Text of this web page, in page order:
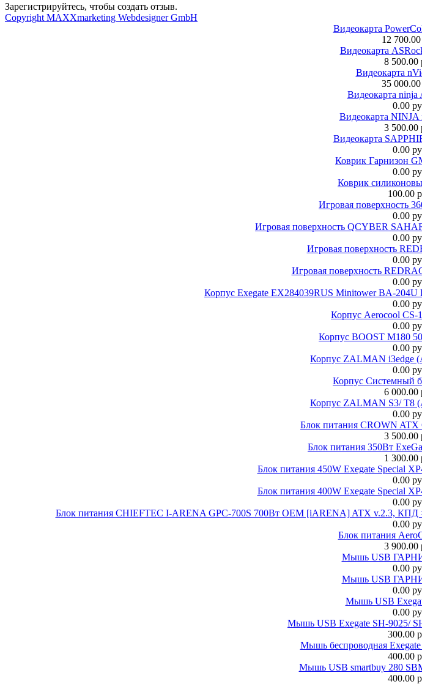
Зарегистрируйтесь, чтобы создать отзыв.
Copyright MAXXmarketing Webdesigner GmbH
Видеокарта
12
Видеокарта
8 500.00
Видеокарта
35
Видеокарта ninja
0.00
Видеокарта NINJA
3 500.00
Видеокарта
0.00
Коврик Гарнизон
0.00
Коврик
100.00
Игровая поверхность
0.00
Игровая поверхность QCYBER
0.00
Игровая поверхность
0.00
Игровая поверхность
0.00
Корпус Exegate EX284039RUS Minitower BA-
0.00
Корпус Aerocool CS-
0.00
Корпус BOOST M180
0.00
Корпус ZALMAN i3edge
0.00
Корпус Системный
6 000.00
Корпус ZALMAN S3/ T8
0.00
Блок питания CROWN ATX
3 500.00
Блок питания 350Вт
1 300.00
Блок питания 450W Exegate Special
0.00
Блок питания 400W Exegate Special
0.00
Блок питания CHIEFTEC I-ARENA GPC-700S 700Вт OEM [iARENA] ATX v.2.3, КПД
0.00
Блок питания
3 900.00
Мышь USB
0.00
Мышь USB
0.00
Мышь USB
0.00
Мышь USB Exegate SH-9025/
300.00
Мышь беспроводная Exegate
400.00
Мышь USB smartbuy 280
400.00